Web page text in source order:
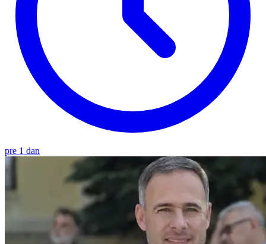
pre 1 dan